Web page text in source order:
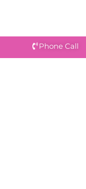
Phone Call